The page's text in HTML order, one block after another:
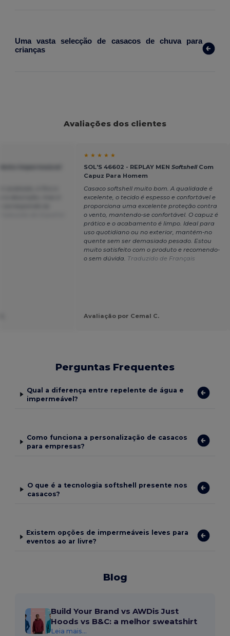
Uma vasta selecção de casacos de chuva para
crianças
Avaliações dos clientes
★ ★ ★ ★ ★
SOL'S 46602 - REPLAY MEN SoftshellCom
Capuz Para Homem
Casaco softshell muito bom. A qualidade é
excelente, o tecido é espesso e confortável e
proporciona uma excelente proteção contra
o vento, mantendo-se confortável. O capuz é
prático e o acabamento é limpo. Ideal para
uso quotidiano ou no exterior, mantém-no
quente sem ser demasiado pesado. Estou
muito satisfeito com o produto e recomendo-
o sem dúvida. Traduzido de Français
Avaliação por Cemal C.
Perguntas Frequentes
Qual a diferença entre repelente de água e
impermeável?
Como funciona a personalização de casacos
para empresas?
O que é a tecnologia softshell presente nos
casacos?
Existem opções de impermeáveis leves para
eventos ao ar livre?
Blog
Build Your Brand vs AWDis Just
Hoods vs B&C: a melhor sweatshirt
Leia mais...